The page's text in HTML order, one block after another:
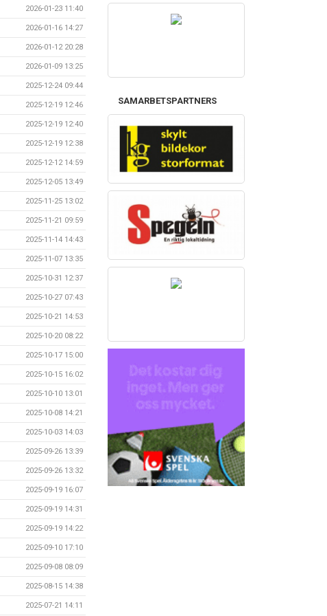
2026-01-23 11:40
2026-01-16 14:27
2026-01-12 20:28
2026-01-09 13:25
2025-12-24 09:44
2025-12-19 12:46
2025-12-19 12:40
2025-12-19 12:38
2025-12-12 14:59
2025-12-05 13:49
2025-11-25 13:02
2025-11-21 09:59
2025-11-14 14:43
2025-11-07 13:35
2025-10-31 12:37
2025-10-27 07:43
2025-10-21 14:53
2025-10-20 08:22
2025-10-17 15:00
2025-10-15 16:02
2025-10-10 13:01
2025-10-08 14:21
2025-10-03 14:03
2025-09-26 13:39
2025-09-26 13:32
2025-09-19 16:07
2025-09-19 14:31
2025-09-19 14:22
2025-09-10 17:10
2025-09-08 08:09
2025-08-15 14:38
2025-07-21 14:11
SAMARBETSPARTNERS